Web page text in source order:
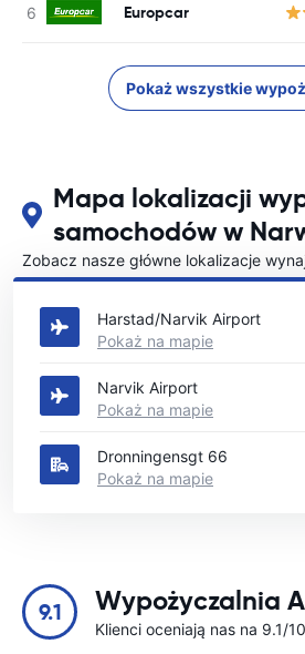
Europcar
Pokaż wszystkie
Mapa lokalizacji
samochodów w
Zobacz nasze główne lokalizacje
Narwik
Harstad/Narvik Airport
Pokaż na mapie
Narvik Airport
Pokaż na mapie
Dronningensgt 66
Pokaż na mapie
9.1 Wypożyczalnia
Klienci oceniają nas na 9.1/